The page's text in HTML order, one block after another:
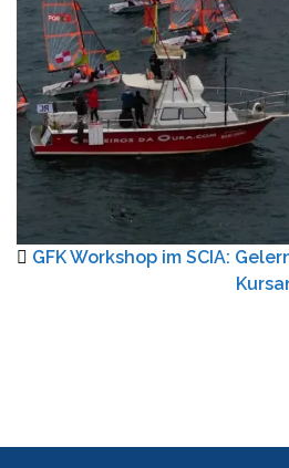
GFK Workshop im SCIA: